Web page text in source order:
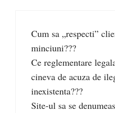
Cum sa „respecti”
minciuni???
Ce reglementare
cineva de acuza de
inexistenta???
Site-ul sa se